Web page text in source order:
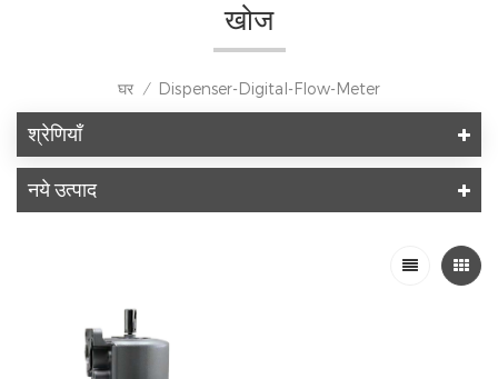
खोज
घर / Dispenser-Digital-Flow-Meter
श्रेणियाँ
नये उत्पाद